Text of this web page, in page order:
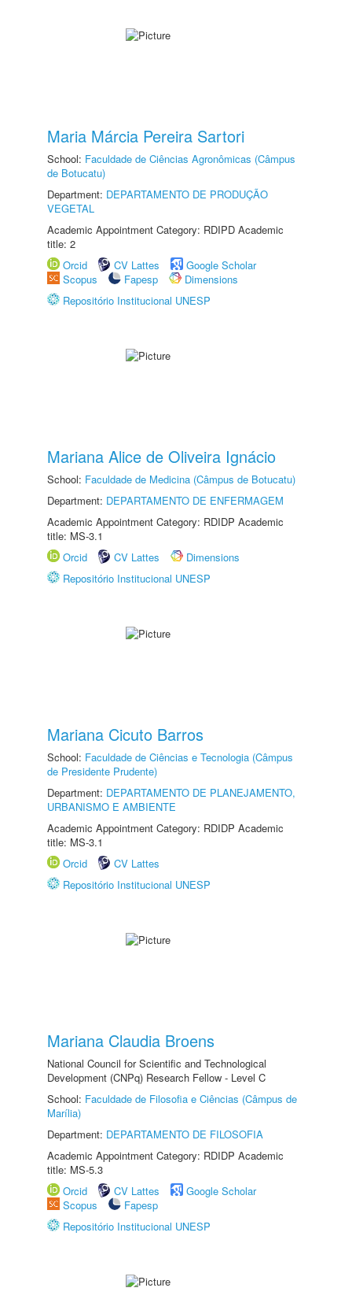
Maria Márcia Pereira Sartori
School: Faculdade de Ciências Agronômicas (Câmpus
de Botucatu)
Department: DEPARTAMENTO DE PRODUÇÃO
VEGETAL
Academic Appointment Category: RDIPD Academic
title: 2
Orcid
CV Lattes
Google Scholar
Scopus
Fapesp
Dimensions
Repositório Institucional UNESP
Mariana Alice de Oliveira Ignácio
School: Faculdade de Medicina (Câmpus de Botucatu)
Department: DEPARTAMENTO DE ENFERMAGEM
Academic Appointment Category: RDIDP Academic
title: MS-3.1
Orcid
CV Lattes
Dimensions
Repositório Institucional UNESP
Mariana Cicuto Barros
School: Faculdade de Ciências e Tecnologia (Câmpus
de Presidente Prudente)
Department: DEPARTAMENTO DE PLANEJAMENTO,
URBANISMO E AMBIENTE
Academic Appointment Category: RDIDP Academic
title: MS-3.1
Orcid
CV Lattes
Repositório Institucional UNESP
Mariana Claudia Broens
National Council for Scientific and Technological
Development (CNPq) Research Fellow - Level C
School: Faculdade de Filosofia e Ciências (Câmpus de
Marília)
Department: DEPARTAMENTO DE FILOSOFIA
Academic Appointment Category: RDIDP Academic
title: MS-5.3
Orcid
CV Lattes
Google Scholar
Scopus
Fapesp
Repositório Institucional UNESP